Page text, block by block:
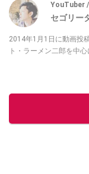
YouTuber /
セゴリー
2014年1月1日に動画投
ト・ラーメン二郎を中